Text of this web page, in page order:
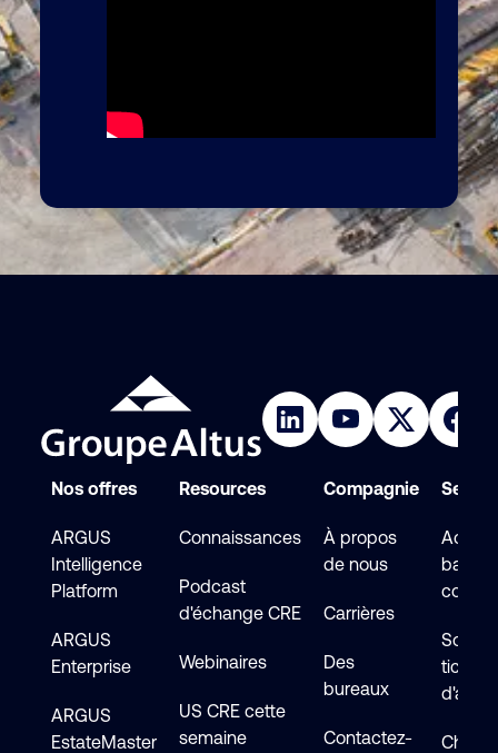
Nos offres
ARGUS
Intelligence
Platform
ARGUS
Enterprise
ARGUS
EstateMaster
Resources
Connaissances
Podcast
d'échange CRE
Webinaires
US CRE cette
semaine
Compagnie
À propos
de nous
Carrières
Des
bureaux
Contactez-
base
ticket
Chat